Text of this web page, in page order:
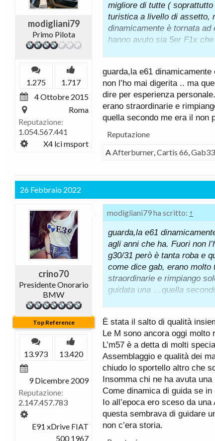
modigliani79
Primo Pilota
1.275
1.717
4 Ottobre 2015
Roma
Reputazione:
1.054.567.441
X4 lci msport
migliore di tutte (
turistica a livello di assetto,
dinamicamente è tornata ad
hanno avuto sia 5er F1x
Ma se a livello dinamico la
precedente ed eccelsa 5er
La E60 si salvava per le
non piaceva perché nel
sembra ancora molto
Tra l'altro piccolo inciso (mi
dell'italiano Davide
Arcangeli a mio avviso
Riguardo, invece, il
anzi...
L'attuale A4 B9 in
fisici del sistema MMI,
uscita nel 2018 come
precedente (serie C7) sia a
rispetto all'attuale MB E-
gamma, anche per Q5 (
Lo scotto del Dieselgate, o
ultimi modelli sono molto
serie di Mercedes-Benz
statica, più curate e
Bmw serie Gxx più curate
Per concludere, invece,
mesi dal ritiro, però sono
dinamiche di telaio e motore
soprattutto come qualità
Sono cliente Bmw
330d e46, x1 xdrive 23d
sia come affidabilità che
guarda,la e61
non l’ho mai digerita .. ma
dire per esperienza
erano straordinarie e
quella secondo me era il non
Reputazione
AAfterburner,Cartis 66,
26 Febbraio 2022
crino70
Presidente Onorario
BMW
Top Reference
13.973 13.420
9 Dicembre 2009
Reputazione:
2.147.457.783
E91 xDrive FIAT
500 1967
modigliani79 ha scritto: ↑
guarda,la e61
agli anni che ha. Fuori non
g30/31 però è tanta roba e
come dice gab, erano
straordinarie e rimpiango
guidata una …quella
È stata il salto di qualità
Le M sono ancora oggi
L’m57 è a detta di molti
Assemblaggio e qualità dei
chiudo lo sportello altro che
Insomma chi ne ha avuta
Come dinamica di guida se
Io all’epoca ero sceso da
questa sembrava di guidare
non c’era storia.